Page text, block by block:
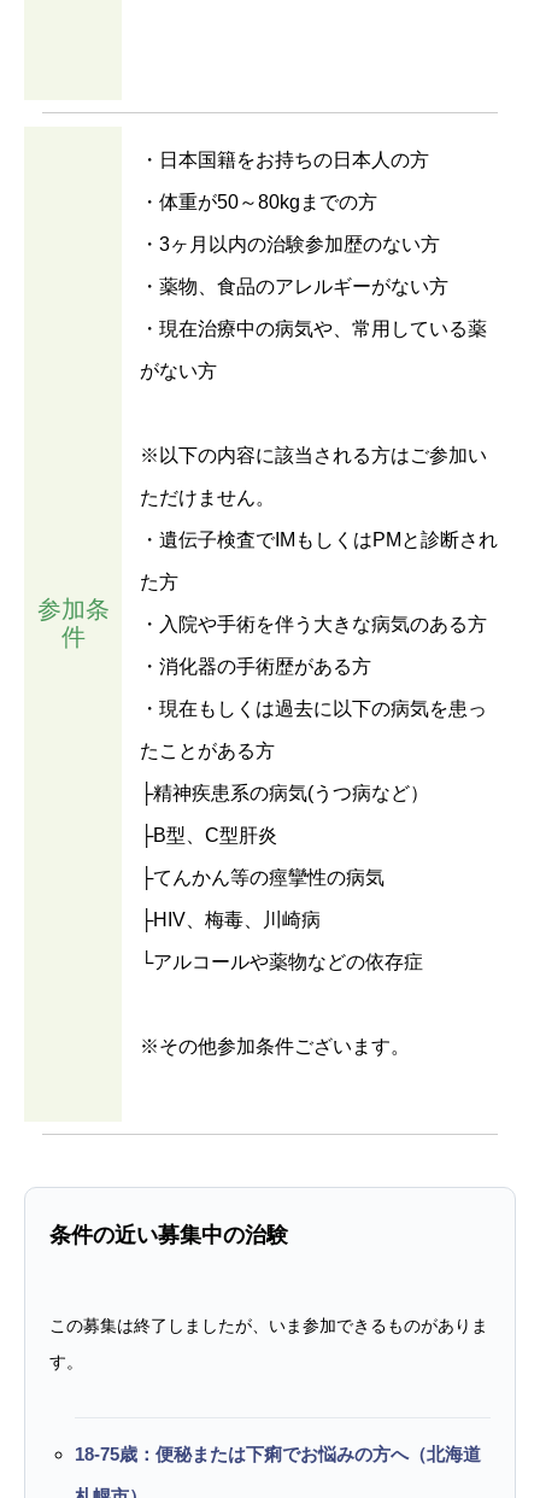
参加条
件
・日本国籍をお持ちの日本人の方
・体重が50～80kgまでの方
・3ヶ月以内の治験参加歴のない方
・薬物、食品のアレルギーがない方
・現在治療中の病気や、常用している薬
がない方
※以下の内容に該当される方はご参加い
ただけません。
・遺伝子検査でIMもしくはPMと診断され
た方
・入院や手術を伴う大きな病気のある方
・消化器の手術歴がある方
・現在もしくは過去に以下の病気を患っ
たことがある方
├精神疾患系の病気(うつ病など）
├B型、C型肝炎
├てんかん等の痙攣性の病気
├HIV、梅毒、川崎病
└アルコールや薬物などの依存症
※その他参加条件ございます。
条件の近い募集中の治験
この募集は終了しましたが、いま参加できるものがありま
す。
18-75歳：便秘または下痢でお悩みの方へ（北海道